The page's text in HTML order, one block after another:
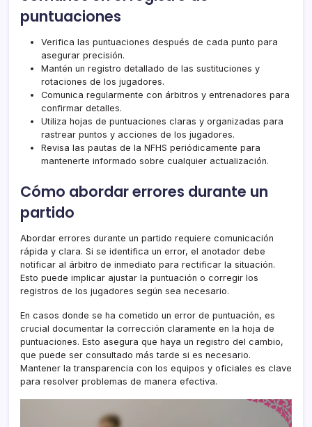
puntuaciones
Verifica las puntuaciones después de cada punto para
asegurar precisión.
Mantén un registro detallado de las sustituciones y
rotaciones de los jugadores.
Comunica regularmente con árbitros y entrenadores para
confirmar detalles.
Utiliza hojas de puntuaciones claras y organizadas para
rastrear puntos y acciones de los jugadores.
Revisa las pautas de la NFHS periódicamente para
mantenerte informado sobre cualquier actualización.
Cómo abordar errores durante un
partido
Abordar errores durante un partido requiere comunicación
rápida y clara. Si se identifica un error, el anotador debe
notificar al árbitro de inmediato para rectificar la situación.
Esto puede implicar ajustar la puntuación o corregir los
registros de los jugadores según sea necesario.
En casos donde se ha cometido un error de puntuación, es
crucial documentar la corrección claramente en la hoja de
puntuaciones. Esto asegura que haya un registro del cambio,
que puede ser consultado más tarde si es necesario.
Mantener la transparencia con los equipos y oficiales es clave
para resolver problemas de manera efectiva.